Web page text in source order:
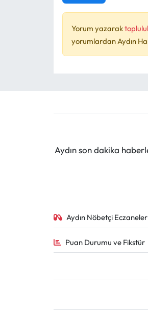
Yorum yazarak
yorumlardan Aydın
Aydın son dakika
Aydın Nöbetçi Eczaneler
Puan Durumu ve Fikstür